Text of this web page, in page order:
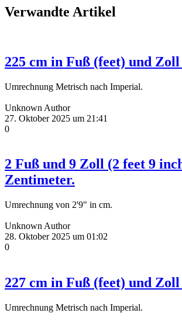
Verwandte Artikel
225 cm in Fuß (feet) und
Umrechnung Metrisch nach Imperial.
Unknown Author
27. Oktober 2025 um 21:41
0
2 Fuß und 9 Zoll (2 feet 9
Zentimeter.
Umrechnung von 2'9" in cm.
Unknown Author
28. Oktober 2025 um 01:02
0
227 cm in Fuß (feet) und
Umrechnung Metrisch nach Imperial.